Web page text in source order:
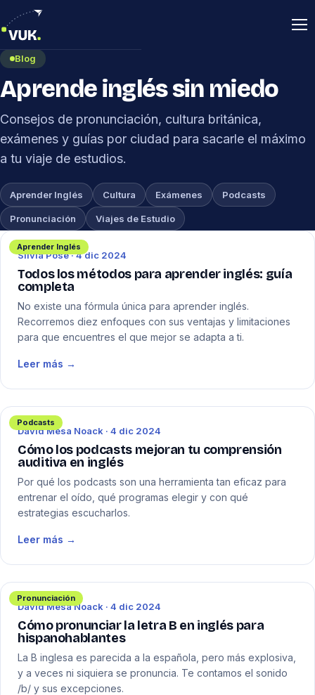
Inicio
Sobre mí
Blog
Contacto
Reserva tu viaje
Blog
Aprende inglés sin miedo
Consejos de pronunciación, cultura británica,
exámenes y guías por ciudad para sacarle el máximo
a tu viaje de estudios.
Aprender Inglés Cultura Exámenes Podcasts
Pronunciación Viajes de Estudio
Aprender Inglés
Silvia Pose · 4 dic 2024
Todos los métodos para aprender inglés: guía
completa
No existe una fórmula única para aprender inglés.
Recorremos diez enfoques con sus ventajas y limitaciones
para que encuentres el que mejor se adapta a ti.
Leer más →
Podcasts
David Mesa Noack · 4 dic 2024
Cómo los podcasts mejoran tu comprensión
auditiva en inglés
Por qué los podcasts son una herramienta tan eficaz para
entrenar el oído, qué programas elegir y con qué
estrategias escucharlos.
Leer más →
Pronunciación
David Mesa Noack · 4 dic 2024
Cómo pronunciar la letra B en inglés para
hispanohablantes
La B inglesa es parecida a la española, pero más explosiva,
y a veces ni siquiera se pronuncia. Te contamos el sonido
/b/ y sus excepciones.